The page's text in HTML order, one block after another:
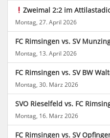
Zweimal 2:2 im
Montag, 27. April 2026
FC Rimsingen vs. SV
Montag, 13. April 2026
FC Rimsingen vs. SV BW
Montag, 30. März 2026
SVO Rieselfeld vs. FC
Montag, 16. März 2026
FC Rimsingen vs. SV